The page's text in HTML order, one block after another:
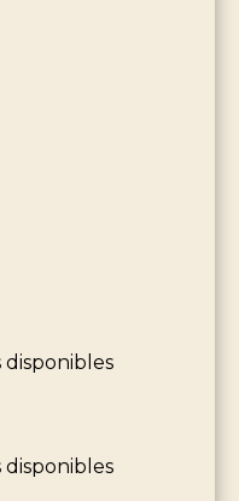
disponibles
disponibles